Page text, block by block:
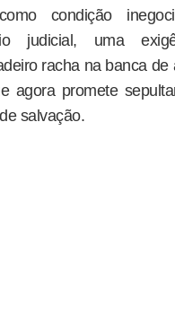
condição
judicial, uma
racha na banca de
agora promete
salvação.